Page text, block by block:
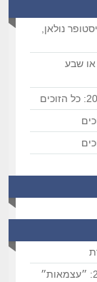
נולאן,
שש או שבע
המועמדים לפרס אופיר 2026: ״עצמאות״